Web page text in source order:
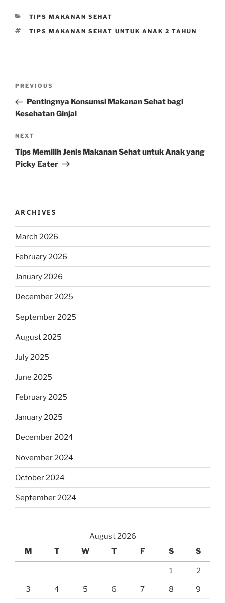
CATEGORIES
TIPS MAKANAN SEHAT
TAGS
TIPS MAKANAN SEHAT UNTUK ANAK 2 TAHUN
Previous
Post
PREVIOUS
Pentingnya Konsumsi Makanan Sehat bagi
Kesehatan Ginjal
Next
Post
NEXT
Tips Memilih Jenis Makanan Sehat untuk Anak yang
Picky Eater
ARCHIVES
March 2026
February 2026
January 2026
December 2025
September 2025
August 2025
July 2025
June 2025
February 2025
January 2025
December 2024
November 2024
October 2024
September 2024
August 2026
M
T W T F S S
1 2
3 4 5 6 7 8 9